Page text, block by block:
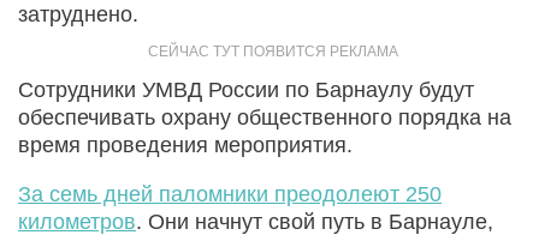
затруднено.
Сотрудники УМВД России по Барнаулу будут
обеспечивать охрану общественного порядка на
время проведения мероприятия.
За семь дней паломники преодолеют 250
километров. Они начнут свой путь в Барнауле,